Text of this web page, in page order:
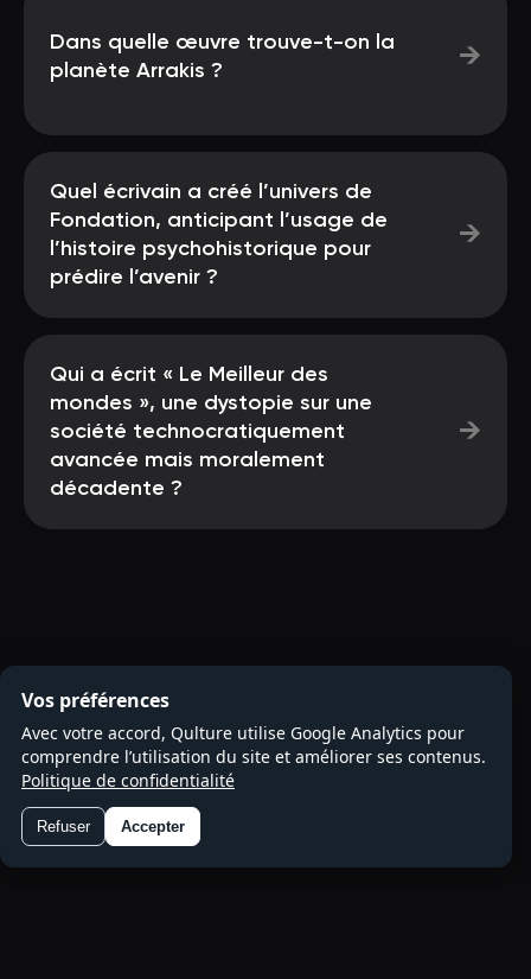
Dans quelle œuvre trouve-t-on la
planète Arrakis ?
→
Quel écrivain a créé l’univers de
Fondation, anticipant l’usage de
l’histoire psychohistorique pour
prédire l’avenir ?
→
Qui a écrit « Le Meilleur des
mondes », une dystopie sur une
société technocratiquement
avancée mais moralement
décadente ?
→
Vos préférences
Avec votre accord, Qulture utilise Google Analytics pour
comprendre l’utilisation du site et améliorer ses contenus.
Politique de confidentialité
Refuser Accepter